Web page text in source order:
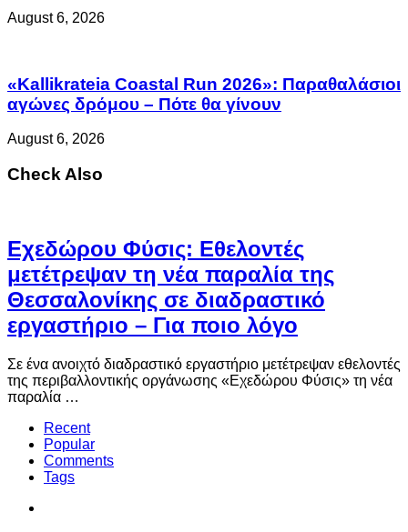
August 6, 2026
«Kallikrateia Coastal Run 2026»: Παραθαλάσιοι
αγώνες δρόμου – Πότε θα γίνουν
August 6, 2026
Check Also
Eχεδώρου Φύσις: Εθελοντές
μετέτρεψαν τη νέα παραλία της
Θεσσαλονίκης σε διαδραστικό
εργαστήριο – Για ποιο λόγο
Σε ένα ανοιχτό διαδραστικό εργαστήριο μετέτρεψαν εθελοντές
της περιβαλλοντικής οργάνωσης «Εχεδώρου Φύσις» τη νέα
παραλία …
Recent
Popular
Comments
Tags